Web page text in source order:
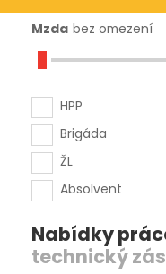
Mzda bez omezení
HPP
Brigáda
ŽL
Absolvent
Nabídky
technický